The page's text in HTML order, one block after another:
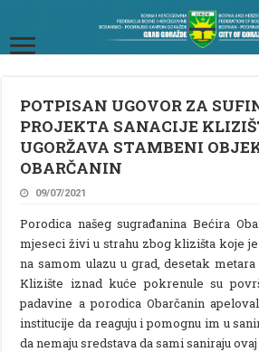
POTPISAN UGOVOR ZA
PROJEKTA SANACIJE
UGORŽAVA STAMBENI
OBARČANIN
09/07/2021
Porodica našeg sugrađanina Bećira
mjeseci živi u strahu zbog klizišta koje
na samom ulazu u grad, desetak metara
Klizište iznad kuće pokrenule su
padavine a porodica Obarčanin
institucije da reaguju i pomognu im u
da nemaju sredstava da sami saniraju